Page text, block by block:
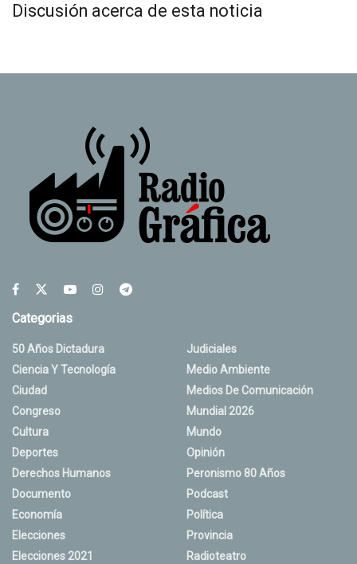
Discusión acerca de esta noticia
Categorias
50 Años Dictadura
Ciencia Y Tecnología
Ciudad
Congreso
Cultura
Deportes
Derechos Humanos
Documento
Economía
Elecciones
Elecciones 2021
Judiciales
Medio Ambiente
Medios De Comunicación
Mundial 2026
Mundo
Opinión
Peronismo 80 Años
Podcast
Política
Provincia
Radioteatro